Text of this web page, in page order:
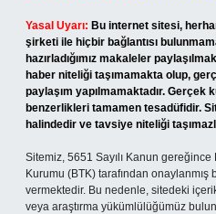
Yasal Uyarı: Bu internet sitesi,
şirketi ile hiçbir bağlantısı
hazırladığımız makaleler
haber niteliği taşımamakta olup,
paylaşım yapılmamaktadır. Gerçek
benzerlikleri tamamen tesadüfidir.
halindedir ve tavsiye niteliği
Sitemiz, 5651 Sayılı Kanun
Kurumu (BTK) tarafından onaylanmış
vermektedir. Bu nedenle, sitedeki
veya araştırma yükümlülüğümüz